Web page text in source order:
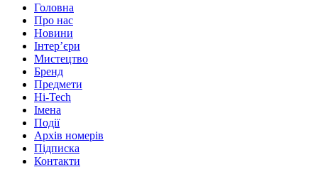
Головна
Про нас
Новини
Інтер’єри
Мистецтво
Бренд
Предмети
Hi-Tech
Імена
Події
Архів номерів
Підписка
Контакти